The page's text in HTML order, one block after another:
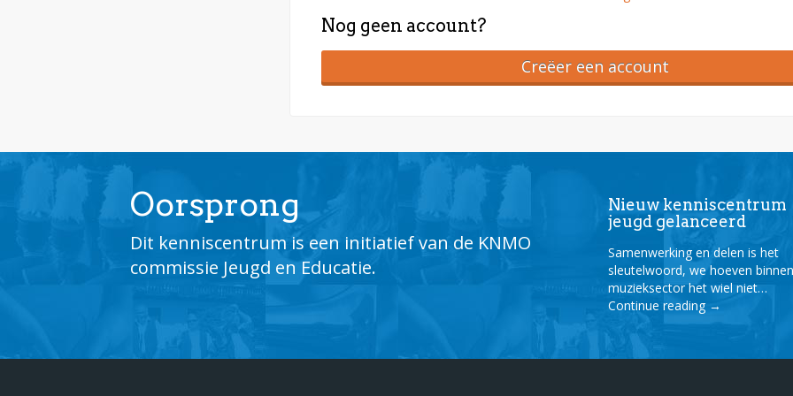
Nog geen account?
Creëer een account
Oorsprong
Dit kenniscentrum is een initiatief van de KNMO
commissie Jeugd en Educatie.
Nieuw kenniscentrum
jeugd gelanceerd
Samenwerking en delen is het
sleutelwoord, we hoeven
muzieksector het wiel niet…
Continue reading →